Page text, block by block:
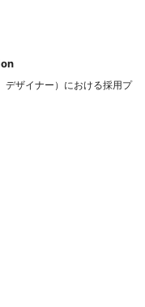
デザイナー）における採用プ